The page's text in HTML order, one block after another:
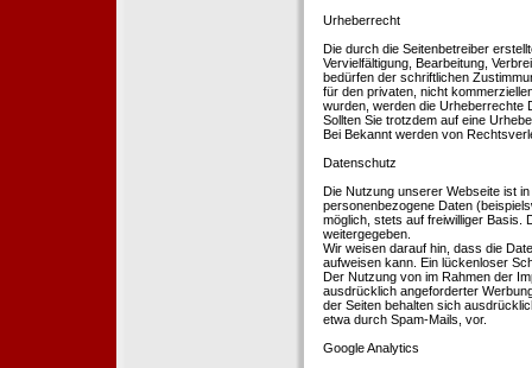
Urheberrecht
Die durch die Seitenbetreiber
Vervielfältigung, Bearbeitung,
bedürfen der schriftlichen
für den privaten, nicht
wurden, werden die Urheberrechte
Sollten Sie trotzdem auf eine
Bei Bekannt werden von
Datenschutz
Die Nutzung unserer Webseite ist
personenbezogene Daten
möglich, stets auf freiwilliger Basis.
weitergegeben.
Wir weisen darauf hin, dass die
aufweisen kann. Ein lückenloser
Der Nutzung von im Rahmen der
ausdrücklich angeforderter
der Seiten behalten sich
etwa durch Spam-Mails, vor.
Google Analytics